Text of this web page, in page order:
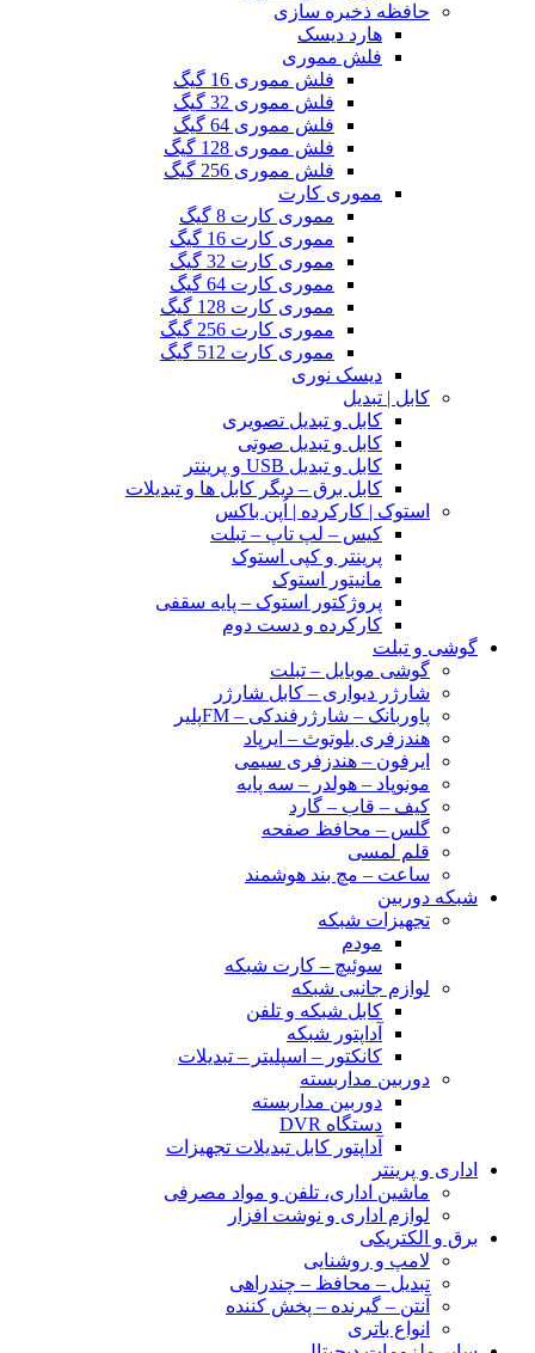
حافظه ذخیره سازی
هارد دیسک
فلش مموری
فلش مموری 16 گیگ
فلش مموری 32 گیگ
فلش مموری 64 گیگ
فلش مموری 128 گیگ
فلش مموری 256 گیگ
مموری کارت
مموری کارت 8 گیگ
مموری کارت 16 گیگ
مموری کارت 32 گیگ
مموری کارت 64 گیگ
مموری کارت 128 گیگ
مموری کارت 256 گیگ
مموری کارت 512 گیگ
دیسک نوری
کابل | تبدیل
کابل و تبدیل تصویری
کابل و تبدیل صوتی
کابل و تبدیل USB و پرینتر
کابل برق – دیگر کابل ها و تبدیلات
استوک | کارکرده | اُپن باکس
کیس – لپ تاپ – تبلت
پرینتر و کپی استوک
مانیتور استوک
پروژکتور استوک – پایه سقفی
کارکرده و دست دوم
گوشی و تبلت
گوشی موبایل – تبلت
شارژر دیواری – کابل شارژر
پاوربانک – شارژرفندکی – FMپلیر
هندزفری بلوتوث – ایرپاد
ایرفون – هندزفری سیمی
مونوپاد – هولدر – سه پایه
کیف – قاب – گارد
گلس – محافظ صفحه
قلم لمسی
ساعت – مچ بند هوشمند
شبکه دوربین
تجهیزات شبکه
مودم
سوئیچ – کارت شبکه
لوازم جانبی شبکه
کابل شبکه و تلفن
آداپتور شبکه
کانکتور – اسپلیتر – تبدیلات
دوربین مداربسته
دوربین مداربسته
دستگاه DVR
آداپتور کابل تبدیلات تجهیزات
اداری و پرینتر
ماشین اداری، تلفن و مواد مصرفی
لوازم اداری و نوشت افزار
برق و الکتریکی
لامپ و روشنایی
تبدیل – محافظ – چندراهی
آنتن – گیرنده – پخش کننده
انواع باتری